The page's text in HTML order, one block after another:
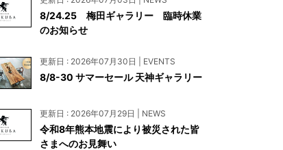
工務店様・設計会社様向けお問い合わせ
一枚板買い取りに関して
8/24.25 梅田ギャラリー 臨時休業
のお知らせ
更新日 : 2026年07月30日 | EVENTS
8/8-30 サマーセール 天神ギャラリー
更新日 : 2026年07月29日 | NEWS
令和8年熊本地震により被災された皆
さまへのお見舞い